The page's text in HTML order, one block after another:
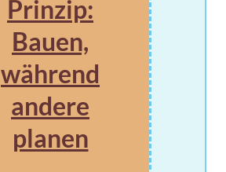
Prinzip:
Bauen,
während
andere
planen